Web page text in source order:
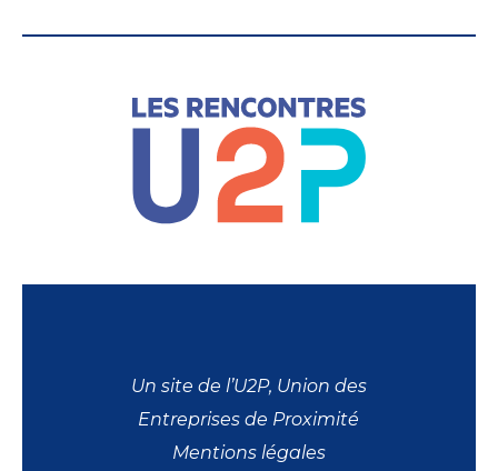
Un site de l’U2P, Union des
Entreprises de Proximité
Mentions légales